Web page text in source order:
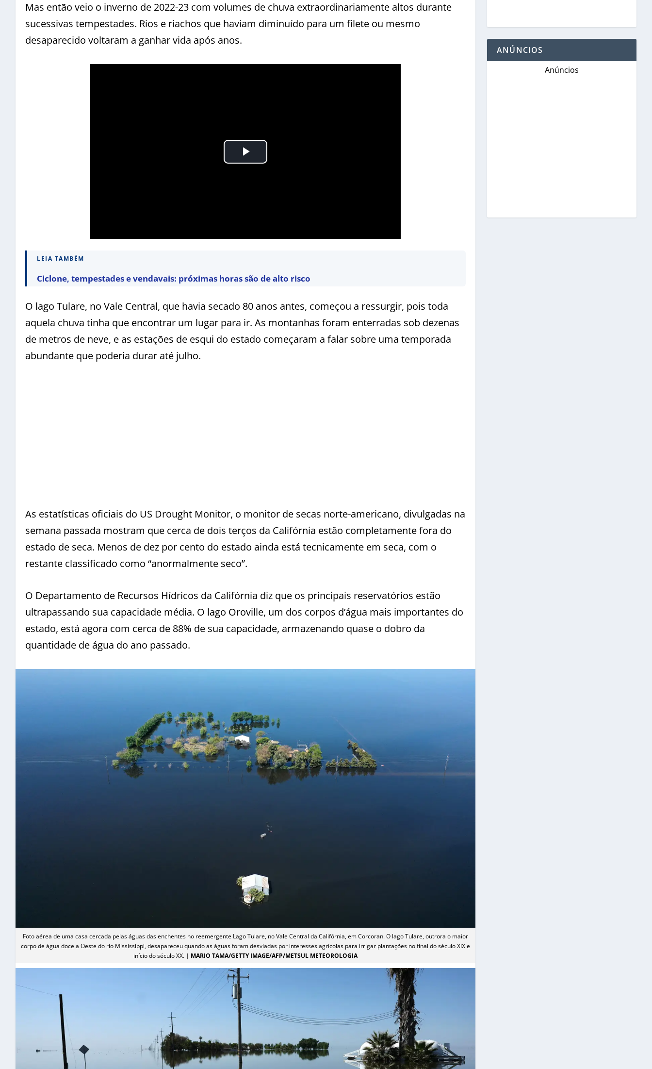
Mas então veio o inverno de 2022-23 com volumes de chuva extraordinariamente altos durante
sucessivas tempestades. Rios e riachos que haviam diminuído para um filete ou mesmo
desaparecido voltaram a ganhar vida após anos.
LEIA TAMBÉM
Ciclone, tempestades e vendavais: próximas horas são de alto risco
O lago Tulare, no Vale Central, que havia secado 80 anos antes, começou a ressurgir, pois toda
aquela chuva tinha que encontrar um lugar para ir. As montanhas foram enterradas sob dezenas
de metros de neve, e as estações de esqui do estado começaram a falar sobre uma temporada
abundante que poderia durar até julho.
As estatísticas oficiais do US Drought Monitor, o monitor de secas norte-americano, divulgadas na
semana passada mostram que cerca de dois terços da Califórnia estão completamente fora do
estado de seca. Menos de dez por cento do estado ainda está tecnicamente em seca, com o
restante classificado como “anormalmente seco”.
O Departamento de Recursos Hídricos da Califórnia diz que os principais reservatórios estão
ultrapassando sua capacidade média. O lago Oroville, um dos corpos d’água mais importantes do
estado, está agora com cerca de 88% de sua capacidade, armazenando quase o dobro da
quantidade de água do ano passado.
Foto aérea de uma casa cercada pelas águas das enchentes no reemergente Lago Tulare, no Vale Central da Califórnia, em Corcoran. O lago Tulare, outrora o maior
corpo de água doce a Oeste do rio Mississippi, desapareceu quando as águas foram desviadas por interesses agrícolas para irrigar plantações no final do século XIX e
início do século XX. | MARIO TAMA/GETTY IMAGE/AFP/METSUL METEOROLOGIA
ANÚNCIOS
Anúncios